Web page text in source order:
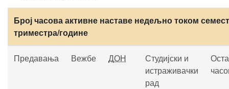
Број часова активне наставе недељно током
триместра/године
Предавања Вежбе ДОН
Студијски и
истраживачки
рад